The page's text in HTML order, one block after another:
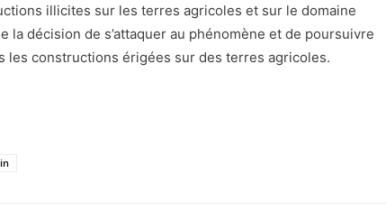
illicites sur les terres agricoles et sur le domaine
la décision de s’attaquer au phénomène et de poursuivre
les constructions érigées sur des terres agricoles.